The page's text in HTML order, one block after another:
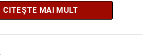
CITEȘTE MAI MULT